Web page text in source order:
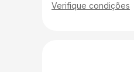
Verifique condições